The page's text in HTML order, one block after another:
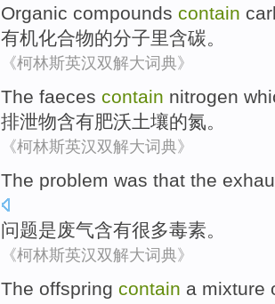
Organic compounds contain
有机化合物的分子里含碳。
《柯林斯英汉双解大词典》
The faeces contain nitrogen
排泄物含有肥沃土壤的氮。
《柯林斯英汉双解大词典》
The problem was that the
问题是废气含有很多毒素。
《柯林斯英汉双解大词典》
The offspring contain a mixture